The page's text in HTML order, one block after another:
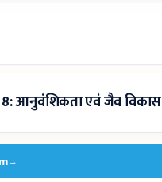
8: आनुवंशिकता एवं जैव विकास
→